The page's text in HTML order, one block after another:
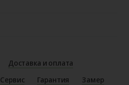
Доставка и оплата
Сервис Гарантия
Замер